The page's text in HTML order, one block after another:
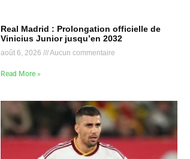
Real Madrid : Prolongation officielle de
Vinicius Junior jusqu’en 2032
août 6, 2026 Aucun commentaire
Read More »